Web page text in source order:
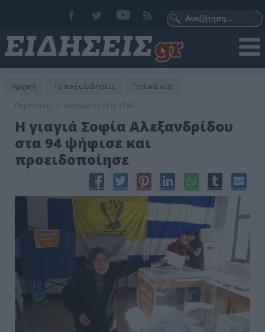
Αρχική Τοπικές Ειδήσεις Τοπικά νέα
Παρασκευή, 31 Δεκεμβρίου 2010 17:43
Η γιαγιά Σοφία Αλεξανδρίδου
στα 94 ψήφισε και
προειδοποίησε